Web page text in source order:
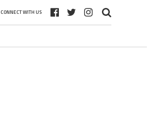
CONNECT WITH US